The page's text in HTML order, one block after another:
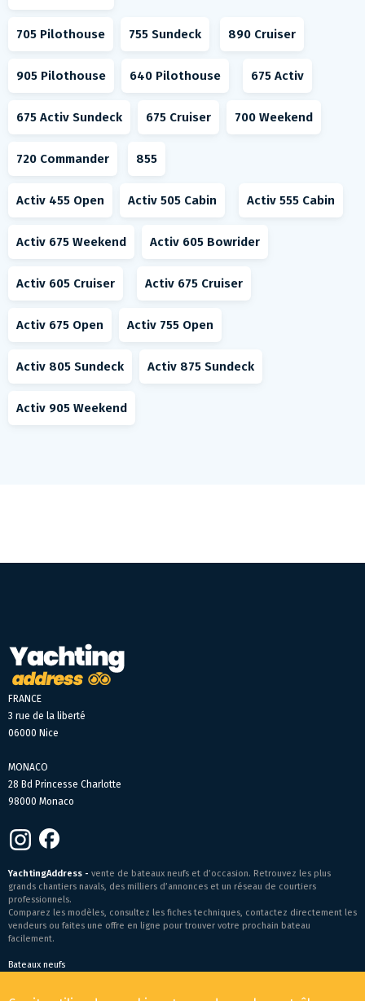
705 Pilothouse 755 Sundeck 890 Cruiser
905 Pilothouse 640 Pilothouse 675 Activ
675 Activ Sundeck 675 Cruiser 700 Weekend
720 Commander 855
Activ 455 Open Activ 505 Cabin Activ 555 Cabin
Activ 675 Weekend Activ 605 Bowrider
Activ 605 Cruiser Activ 675 Cruiser
Activ 675 Open Activ 755 Open
Activ 805 Sundeck Activ 875 Sundeck
Activ 905 Weekend
FRANCE
3 rue de la liberté
06000 Nice
MONACO
28 Bd Princesse Charlotte
98000 Monaco
YachtingAddress - vente de bateaux neufs et d’occasion. Retrouvez les plus
grands chantiers navals, des milliers d’annonces et un réseau de courtiers
professionnels.
Comparez les modèles, consultez les fiches techniques, contactez directement les
vendeurs ou faites une offre en ligne pour trouver votre prochain bateau
facilement.
Bateaux neufs